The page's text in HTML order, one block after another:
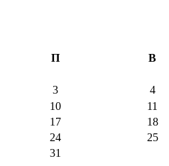
П В
3 4
10
11
17
18
24
25
31